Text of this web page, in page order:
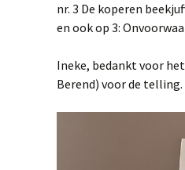
nr. 3 De koperen
en ook op 3:
Ineke, bedankt voor
Berend) voor de telling.